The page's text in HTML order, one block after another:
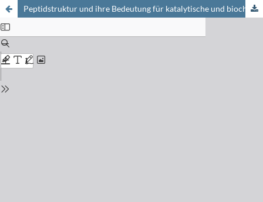
Peptidstruktur und ihre Bedeutung für katalytische und biochemische Vorgänge